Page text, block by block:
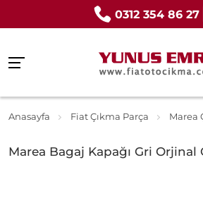
0312 354 86 27
Anasayfa Fiat Çıkma Parça Marea
Marea Bagaj Kapağı Gri Orjinal